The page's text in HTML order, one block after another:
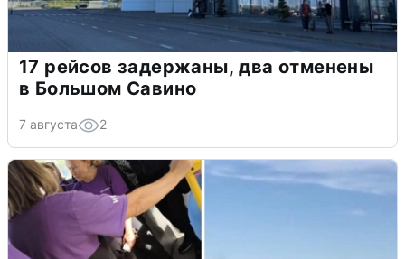
17 рейсов задержаны, два отменены
в Большом Савино
7 августа 2